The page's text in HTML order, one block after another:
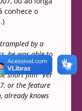
conhece o
by a
he was able to
a professional
short film “Ver
or the feature
already knows